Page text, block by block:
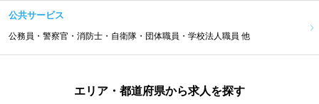
公共サービス
公務員・警察官・消防士・自衛隊・団体職員・学校法人職員 他
エリア・都道府県から求人を探す